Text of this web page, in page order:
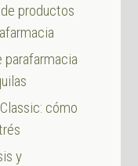
productos
cómo
y